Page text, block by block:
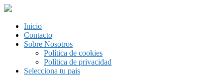
Inicio
Contacto
Sobre Nosotros
Política de cookies
Política de privacidad
Selecciona tu pais